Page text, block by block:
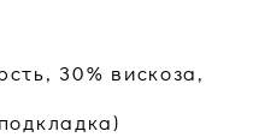
30% вискоза,